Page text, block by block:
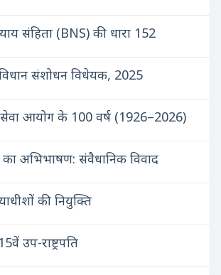
संहिता (BNS) की धारा 152
संशोधन विधेयक, 2025
आयोग के 100 वर्ष (1926–2026)
का अभिभाषण: संवैधानिक विवाद
की नियुक्ति
उप-राष्ट्रपति